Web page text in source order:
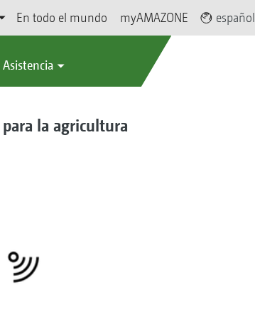
En todo el mundo myAMAZONE español
la agricultura